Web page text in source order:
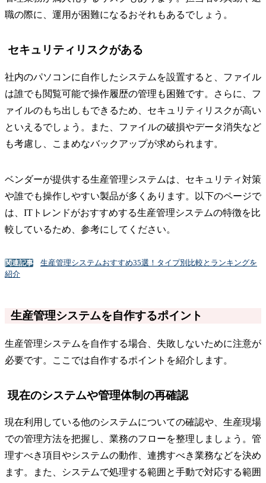
職の際に、運用が困難になるおそれもあるでしょう。
セキュリティリスクがある
社内のパソコンに自作したシステムを設置すると、ファイル
は誰でも閲覧可能で操作履歴の管理も困難です。さらに、フ
ァイルのもち出しもできるため、セキュリティリスクが高い
といえるでしょう。また、ファイルの破損やデータ消失など
も考慮し、こまめなバックアップが求められます。
ベンダーが提供する生産管理システムは、セキュリティ対策
や誰でも操作しやすい製品が多くあります。以下のページで
は、ITトレンドがおすすめする生産管理システムの特徴を比
較しているため、参考にしてください。
関連記事
生産管理システムおすすめ35選！タイプ別比較とランキングを
紹介
生産管理システムを自作するポイント
生産管理システムを自作する場合、失敗しないために注意が
必要です。ここでは自作するポイントを紹介します。
現在のシステムや管理体制の再確認
現在利用している他のシステムについての確認や、生産現場
での管理方法を把握し、業務のフローを整理しましょう。管
理すべき項目やシステムの動作、連携すべき業務などを決め
ます。また、システムで処理する範囲と手動で対応する範囲